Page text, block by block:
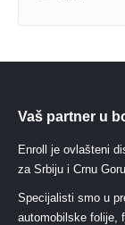
Vaš partner u
Enroll je ovlašteni
za Srbiju i Crnu
Specijalisti smo u
automobilske folije,